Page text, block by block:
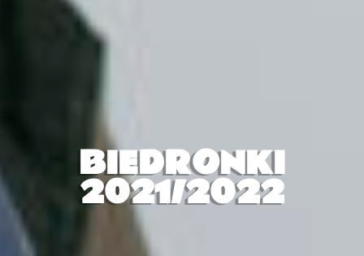
BIEDRONKI
2021/2022